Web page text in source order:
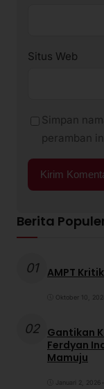
Situs Web
Simpan
peramban
Berita
01 AMPT
Oktober 10,
02 Gantikan
Ferdyan
Mamuju
Januari 2, 2026